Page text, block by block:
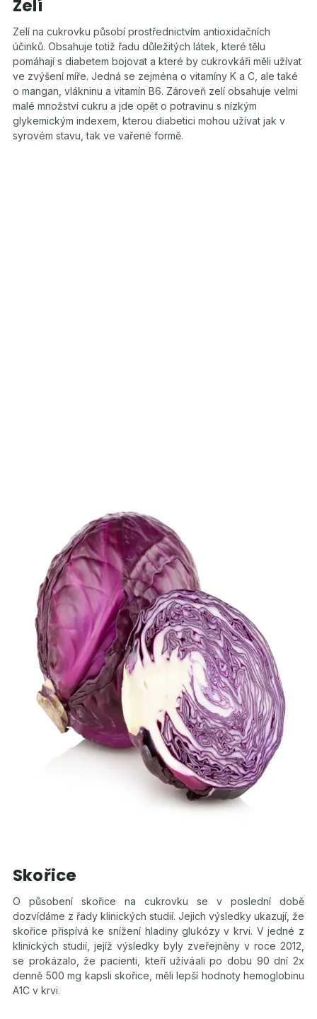
Zelí
Zelí na cukrovku působí prostřednictvím antioxidačních
účinků. Obsahuje totiž řadu důležitých látek, které tělu
pomáhají s diabetem bojovat a které by cukrovkáři měli užívat
ve zvýšení míře. Jedná se zejména o vitamíny K a C, ale také
o mangan, vlákninu a vitamín B6. Zároveň zelí obsahuje velmi
malé množství cukru a jde opět o potravinu s nízkým
glykemickým indexem, kterou diabetici mohou užívat jak v
syrovém stavu, tak ve vařené formě.
Skořice
O působení skořice na cukrovku se v poslední době
dozvídáme z řady klinických studií. Jejich výsledky ukazují, že
skořice přispívá ke snížení hladiny glukózy v krvi. V jedné z
klinických studií, jejíž výsledky byly zveřejněny v roce 2012,
se prokázalo, že pacienti, kteří užíváali po dobu 90 dní 2x
denně 500 mg kapsli skořice, měli lepší hodnoty hemoglobinu
A1C v krvi.